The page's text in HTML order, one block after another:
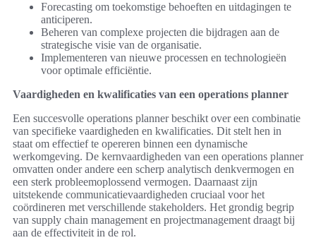
Forecasting om toekomstige behoeften en uitdagingen te
anticiperen.
Beheren van complexe projecten die bijdragen aan de
strategische visie van de organisatie.
Implementeren van nieuwe processen en technologieën
voor optimale efficiëntie.
Vaardigheden en kwalificaties van een operations planner
Een succesvolle operations planner beschikt over een combinatie
van specifieke vaardigheden en kwalificaties. Dit stelt hen in
staat om effectief te opereren binnen een dynamische
werkomgeving. De kernvaardigheden van een operations planner
omvatten onder andere een scherp analytisch denkvermogen en
een sterk probleemoplossend vermogen. Daarnaast zijn
uitstekende communicatievaardigheden cruciaal voor het
coördineren met verschillende stakeholders. Het grondig begrip
van supply chain management en projectmanagement draagt bij
aan de effectiviteit in de rol.